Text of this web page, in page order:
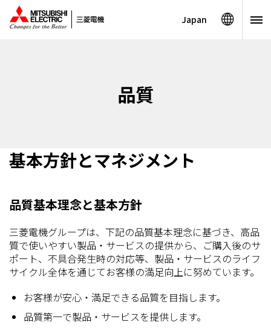
Japan
品質
基本方針とマネジメント
品質基本理念と基本方針
三菱電機グループは、下記の品質基本理念に基づき、高品
質で使いやすい製品・サービスの提供から、ご購入後のサ
ポート、不具合発生時の対応等、製品・サービスのライフ
サイクル全体を通じてお客様の満足向上に努めています。
お客様が安心・満足できる品質を目指します。
品質第一で製品・サービスを提供します。